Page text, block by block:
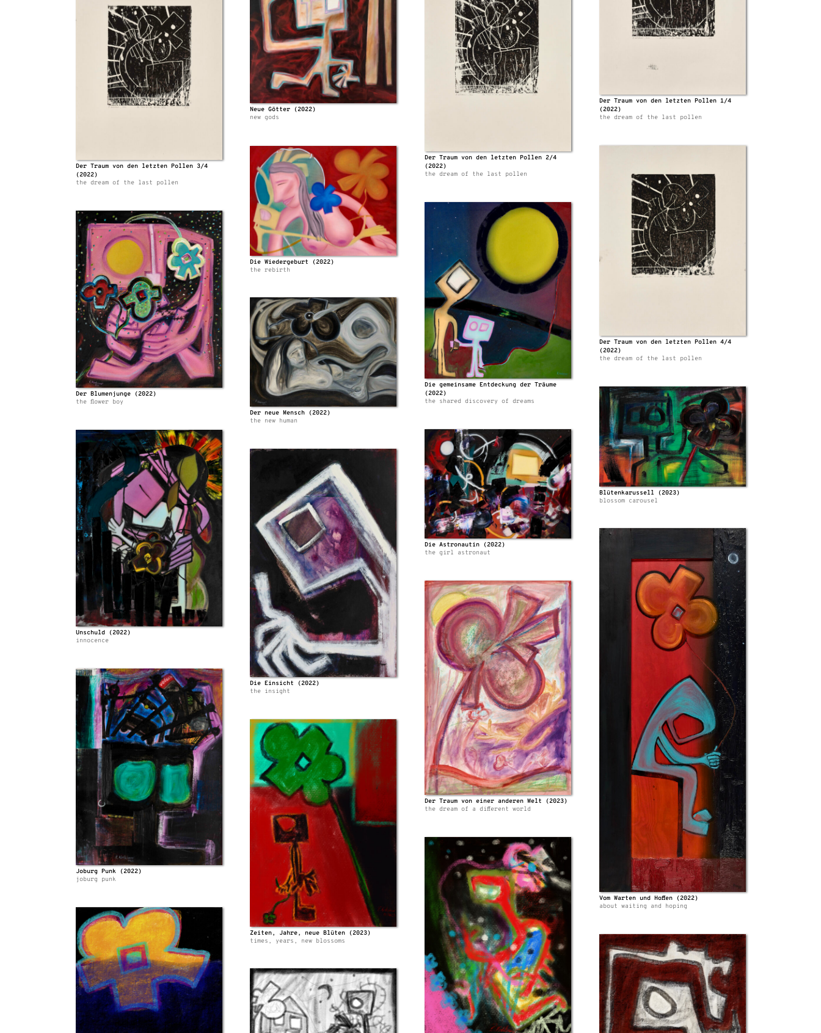
Neue Götter (2022)
new gods
Der Traum von den letzten Pollen 1/4
(2022)
the dream of the last pollen
Der Traum von den letzten Pollen 2/4
(2022)
the dream of the last pollen
Der Traum von den letzten Pollen 3/4
(2022)
the dream of the last pollen
Der Traum von den letzten Pollen 4/4
(2022)
the dream of the last pollen
Die Wiedergeburt (2022)
the rebirth
Die gemeinsame Entdeckung der Träume
(2022)
the shared discovery of dreams
Der Blumenjunge (2022)
the flower boy
Der neue Mensch (2022)
the new human
Blütenkarussell (2023)
blossom carousel
Die Astronautin (2022)
the girl astronaut
Unschuld (2022)
innocence
Die Einsicht (2022)
the insight
Vom Warten und Hoffen (2022)
about waiting and hoping
Der Traum von einer anderen Welt (2023)
the dream of a different world
Joburg Punk (2022)
joburg punk
Zeiten, Jahre, neue Blüten (2023)
times, years, new blossoms